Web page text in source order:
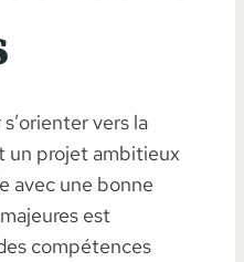
vers la
un projet ambitieux
avec une bonne
est
compétences